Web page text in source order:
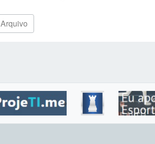
Arquivo